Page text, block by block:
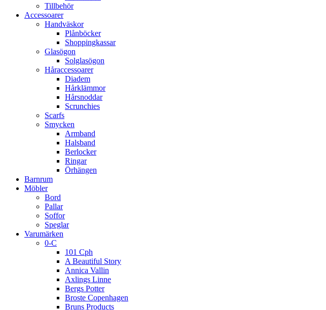
Tillbehör
Accessoarer
Handväskor
Plånböcker
Shoppingkassar
Glasögon
Solglasögon
Håraccessoarer
Diadem
Hårklämmor
Hårsnoddar
Scrunchies
Scarfs
Smycken
Armband
Halsband
Berlocker
Ringar
Örhängen
Barnrum
Möbler
Bord
Pallar
Soffor
Speglar
Varumärken
0-C
101 Cph
A Beautiful Story
Annica Vallin
Axlings Linne
Bergs Potter
Broste Copenhagen
Bruns Products